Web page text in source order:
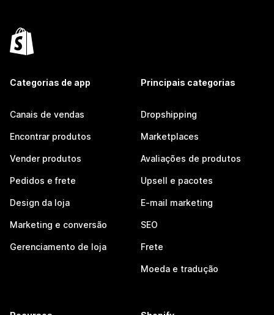
Categorias de app
Canais de vendas
Encontrar produtos
Vender produtos
Pedidos e frete
Design da loja
Marketing e conversão
Gerenciamento de loja
Principais categorias
Dropshipping
Marketplaces
Avaliações de produtos
Upsell e pacotes
E-mail marketing
SEO
Frete
Moeda e tradução